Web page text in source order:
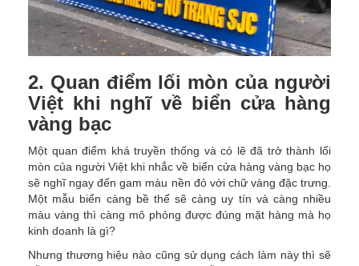
2. Quan điểm lối mòn của người
Việt khi nghĩ về biển cửa hàng
vàng bạc
Một quan điểm khá truyền thống và có lẽ đã trở thành lối
mòn của người Việt khi nhắc về biển cửa hàng vàng bạc họ
sẽ nghĩ ngay đến gam màu nền đỏ với chữ vàng đặc trưng.
Một mẫu biển càng bề thế sẽ càng uy tín và càng nhiều
màu vàng thì càng mô phỏng được đúng mặt hàng mà họ
kinh doanh là gì?
Nhưng thương hiệu nào cũng sử dụng cách làm này thì sẽ